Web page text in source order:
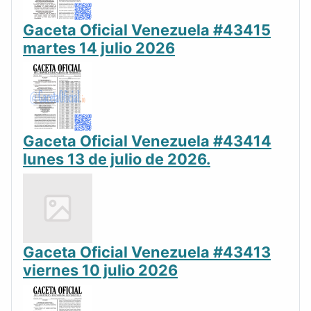
Gaceta Oficial Venezuela #43415
martes 14 julio 2026
Gaceta Oficial Venezuela #43414
lunes 13 de julio de 2026.
Gaceta Oficial Venezuela #43413
viernes 10 julio 2026